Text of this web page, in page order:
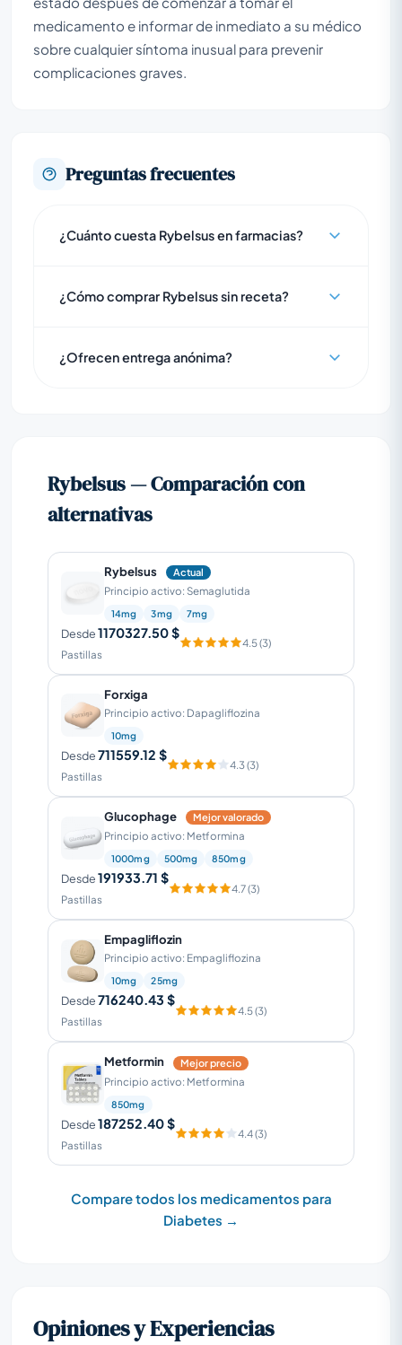
medicamento e informar de inmediato a su médico
sobre cualquier síntoma inusual para prevenir
complicaciones graves.
Preguntas frecuentes
¿Cuánto cuesta Rybelsus en farmacias?
¿Cómo comprar Rybelsus sin receta?
¿Ofrecen entrega anónima?
Rybelsus — Comparación con
alternativas
Rybelsus Actual
Principio activo: Semaglutida
14mg 3mg 7mg
Desde1170327.50 $
Pastillas
4.5 (3)
Forxiga
Principio activo: Dapagliflozina
10mg
Desde711559.12 $
Pastillas
4.3 (3)
Glucophage Mejor valorado
Principio activo: Metformina
1000mg 500mg 850mg
Desde191933.71 $
Pastillas
4.7 (3)
Empagliflozin
Principio activo: Empagliflozina
10mg 25mg
Desde716240.43 $
Pastillas
4.5 (3)
Metformin Mejor precio
Principio activo: Metformina
850mg
Desde187252.40 $
Pastillas
4.4 (3)
Compare todos los medicamentos para
Diabetes →
Opiniones y Experiencias